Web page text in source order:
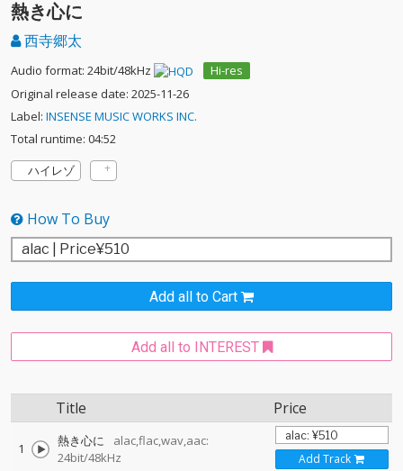
熱き心に
西寺郷太
Audio format: 24bit/48kHz
Hi-res
Original release date: 2025-11-26
Label: INSENSE MUSIC WORKS INC.
Total runtime: 04:52
ハイレゾ
How To Buy
Add all to Cart
Add all to INTEREST
Title Price
1 熱き心に
alac,flac,wav,aac:
24bit/48kHz
Add Track